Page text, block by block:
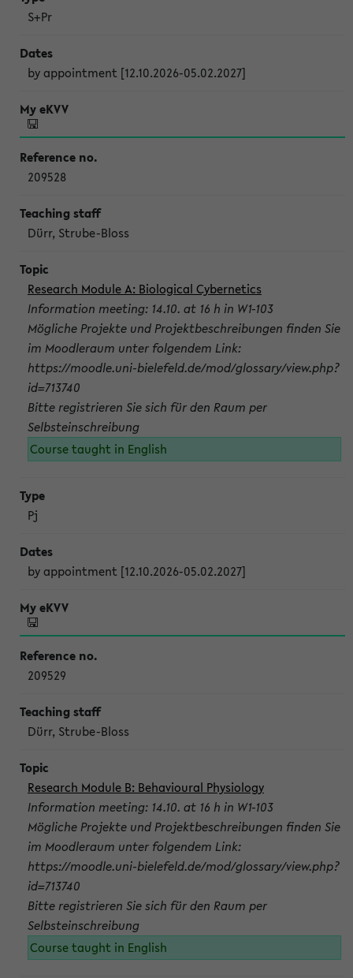
S+Pr
by appointment [12.10.2026-05.02.2027]
209528
Dürr, Strube-Bloss
Research Module A: Biological Cybernetics
Information meeting: 14.10. at 16 h in W1-103
Mögliche Projekte und Projektbeschreibungen finden Sie
im Moodleraum unter folgendem Link:
https://moodle.uni-bielefeld.de/mod/glossary/view.php?
id=713740
Bitte registrieren Sie sich für den Raum per
Selbsteinschreibung
Course taught in English
Pj
by appointment [12.10.2026-05.02.2027]
209529
Dürr, Strube-Bloss
Research Module B: Behavioural Physiology
Information meeting: 14.10. at 16 h in W1-103
Mögliche Projekte und Projektbeschreibungen finden Sie
im Moodleraum unter folgendem Link:
https://moodle.uni-bielefeld.de/mod/glossary/view.php?
id=713740
Bitte registrieren Sie sich für den Raum per
Selbsteinschreibung
Course taught in English